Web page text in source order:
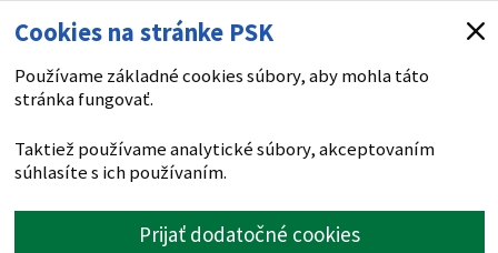
Cookies na stránke PSK
Používame základné cookies súbory, aby mohla táto
stránka fungovať.
Taktiež používame analytické súbory, akceptovaním
súhlasíte s ich používaním.
Prijať dodatočné cookies